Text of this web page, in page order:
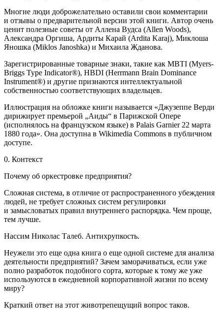
Многие люди доброжелательно оставили свои комментарии
и отзывы о предварительной версии этой книги. Автор очень
ценит полезные советы от Аллена Вудса (Allen Woods),
Александра Оргиша, Ардиты Карай (Ardita Karaj), Миклоша
Яношка (Miklos Janoshka) и Михаила Жданова.
Зарегистрированные товарные знаки, такие как MBTI (Myers-
Briggs Type Indicator®), HBDI (Herrmann Brain Dominance
Instrument®) и другие признаются интеллектуальной
собственностью соответствующих владельцев.
Иллюстрация на обложке книги называется «Джузеппе Верди
дирижирует премьерой „Аиды“ в Парижской Опере
(исполнялось на французском языке) в Palais Garnier 22 марта
1880 года». Она доступна в Wikimedia Commons в публичном
доступе.
0. Контекст
Почему об оркестровке предприятия?
Сложная система, в отличие от распространенного убеждения
людей, не требует сложных систем регулировки
и замысловатых правил внутреннего распорядка. Чем проще,
тем лучше.
Нассим Николас Талеб. Антихрупкость.
Неужели это еще одна книга о еще одной системе для анализа
деятельности предприятий? Зачем заморачиваться, если уже
полно разработок подобного сорта, которые к тому же уже
используются в ежедневной корпоративной жизни по всему
миру?
Краткий ответ на этот животрепещущий вопрос таков.